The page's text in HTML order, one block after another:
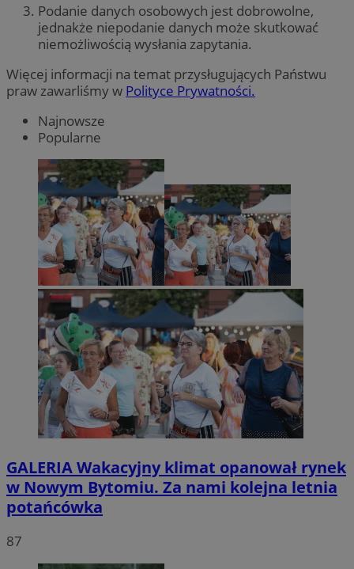
Podanie danych osobowych jest dobrowolne,
jednakże niepodanie danych może skutkować
niemożliwością wysłania zapytania.
Więcej informacji na temat przysługujących Państwu
praw zawarliśmy w Polityce Prywatności.
Najnowsze
Popularne
GALERIAWakacyjny klimat opanował rynek
w Nowym Bytomiu. Za nami kolejna letnia
potańcówka
87